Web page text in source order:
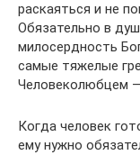
раскаяться и не
Обязательно в
милосердность
самые тяжелые
Человеколюбцем
Когда человек
ему нужно